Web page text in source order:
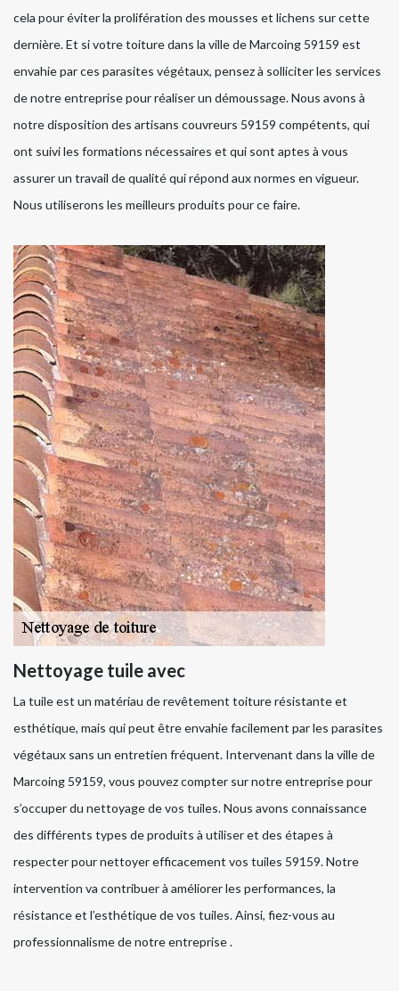
cela pour éviter la prolifération des mousses et lichens sur cette
dernière. Et si votre toiture dans la ville de Marcoing 59159 est
envahie par ces parasites végétaux, pensez à solliciter les services
de notre entreprise pour réaliser un démoussage. Nous avons à
notre disposition des artisans couvreurs 59159 compétents, qui
ont suivi les formations nécessaires et qui sont aptes à vous
assurer un travail de qualité qui répond aux normes en vigueur.
Nous utiliserons les meilleurs produits pour ce faire.
Nettoyage tuile avec
La tuile est un matériau de revêtement toiture résistante et
esthétique, mais qui peut être envahie facilement par les parasites
végétaux sans un entretien fréquent. Intervenant dans la ville de
Marcoing 59159, vous pouvez compter sur notre entreprise pour
s’occuper du nettoyage de vos tuiles. Nous avons connaissance
des différents types de produits à utiliser et des étapes à
respecter pour nettoyer efficacement vos tuiles 59159. Notre
intervention va contribuer à améliorer les performances, la
résistance et l’esthétique de vos tuiles. Ainsi, fiez-vous au
professionnalisme de notre entreprise .